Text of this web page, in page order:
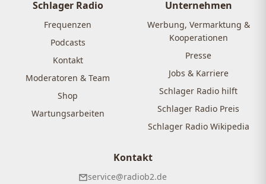
Schlager Radio
Frequenzen
Podcasts
Kontakt
Moderatoren & Team
Shop
Wartungsarbeiten
Unternehmen
Werbung, Vermarktung &
Kooperationen
Presse
Jobs & Karriere
Schlager Radio hilft
Schlager Radio Preis
Schlager Radio Wikipedia
Kontakt
service@radiob2.de